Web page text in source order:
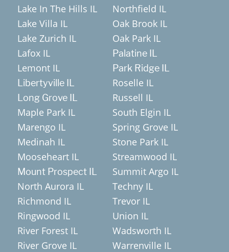
Lake In The Hills IL
Lake Villa IL
Lake Zurich IL
Lafox IL
Lemont IL
Libertyville IL
Long Grove IL
Maple Park IL
Marengo IL
Medinah IL
Mooseheart IL
Mount Prospect IL
North Aurora IL
Richmond IL
Ringwood IL
River Forest IL
River Grove IL
Northfield IL
Oak Brook IL
Oak Park IL
Palatine IL
Park Ridge IL
Roselle IL
Russell IL
South Elgin IL
Spring Grove IL
Stone Park IL
Streamwood IL
Summit Argo IL
Techny IL
Trevor IL
Union IL
Wadsworth IL
Warrenville IL